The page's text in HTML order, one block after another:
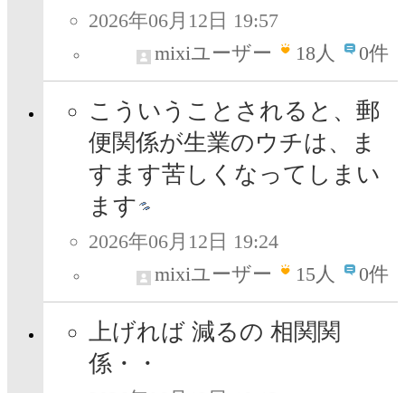
2026年06月12日 19:57
mixiユーザー
18人 0件
こういうことされると、郵
便関係が生業のウチは、ま
すます苦しくなってしまい
ます
2026年06月12日 19:24
mixiユーザー
15人 0件
上げれば 減るの 相関関
係・・